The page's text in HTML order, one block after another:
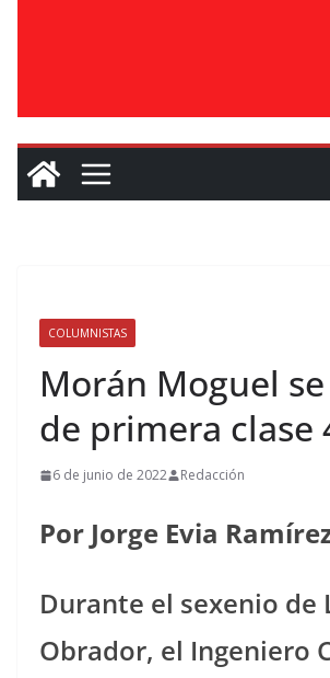
COLUMNISTAS
Morán Moguel
de primera clase
6 de junio de 2022 Redacción
Por Jorge Evia
Durante el sexenio de
Obrador, el Ingeniero